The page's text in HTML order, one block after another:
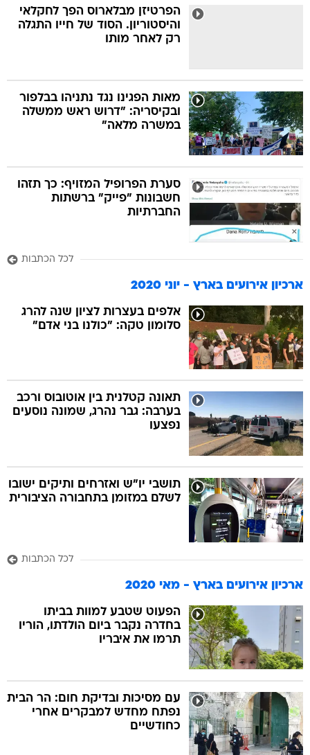
הפרטיזן מבלארוס הפך לחקלאי
והיסטוריון. הסוד של חייו התגלה
רק לאחר מותו
מאות הפגינו נגד נתניהו בבלפור
ובקיסריה: "דרוש ראש ממשלה
במשרה מלאה"
סערת הפרופיל המזויף: כך תזהו
חשבונות "פייק" ברשתות
החברתיות
לכל הכתבות
ארכיון אירועים בארץ - יוני 2020
אלפים בעצרות לציון שנה להרג
סלומון טקה: "כולנו בני אדם"
תאונה קטלנית בין אוטובוס ורכב
בערבה: גבר נהרג, שמונה נוסעים
נפצעו
תושבי יו"ש ואזרחים ותיקים ישובו
לשלם במזומן בתחבורה הציבורית
לכל הכתבות
ארכיון אירועים בארץ - מאי 2020
הפעוט שטבע למוות בביתו
בחדרה נקבר ביום הולדתו, הוריו
תרמו את איבריו
עם מסיכות ובדיקת חום: הר הבית
נפתח מחדש למבקרים אחרי
כחודשיים